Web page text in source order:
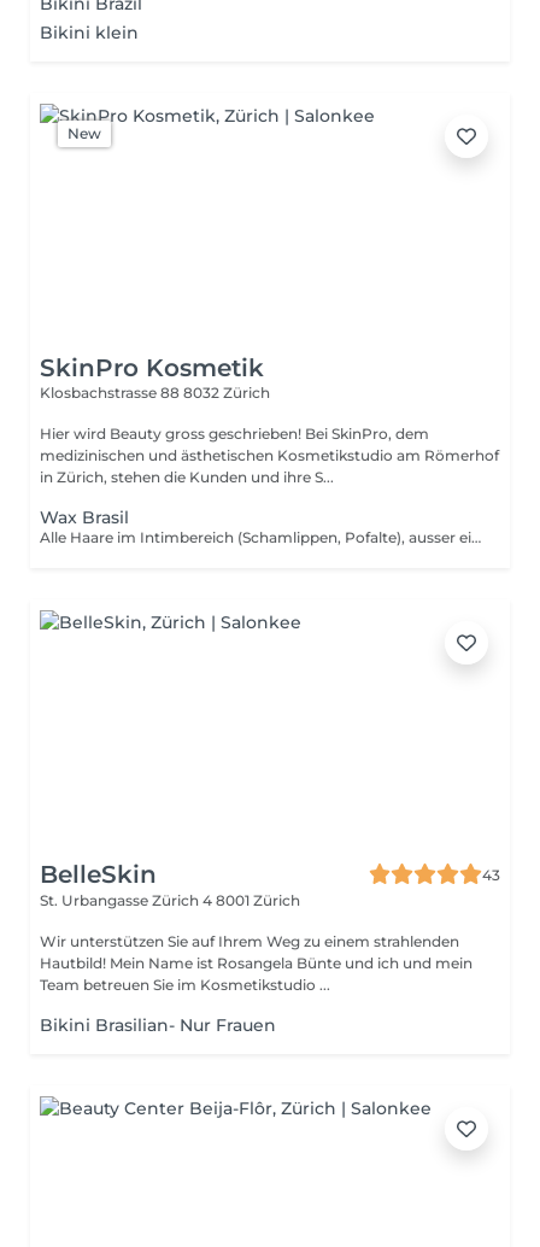
Bikini klein
New
SkinPro Kosmetik
Klosbachstrasse 88 8032 Zürich
Hier wird Beauty gross geschrieben! Bei SkinPro, dem
medizinischen und ästhetischen Kosmetikstudio am Römerhof
in Zürich, stehen die Kunden und ihre S...
Wax Brasil
Alle Haare im Intimbereich (Schamlippen, Pofalte), ausser einem kleinen Streifen oder Dreieck auf dem Schambein.
BelleSkin
43
St. Urbangasse Zürich 4 8001 Zürich
Wir unterstützen Sie auf Ihrem Weg zu einem strahlenden
Hautbild! Mein Name ist Rosangela Bünte und ich und mein
Team betreuen Sie im Kosmetikstudio ...
Bikini Brasilian- Nur Frauen